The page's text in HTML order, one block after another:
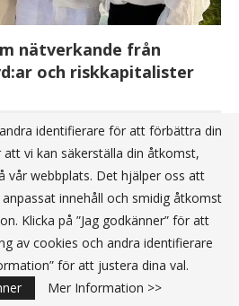
nätverkande från
och riskkapitalister
blir en stödpartner till Daya
stärka kvinnlig hälsa
tillväxten av gig-ekonomin
lyckas som frilansare
identifierare för att förbättra din
vi kan säkerställa din åtkomst,
vår webbplats. Det hjälper oss att
innehåll och smidig åtkomst
Klicka på ”Jag godkänner” för att
av cookies och andra identifierare
för att justera dina val.
Mer Information >>